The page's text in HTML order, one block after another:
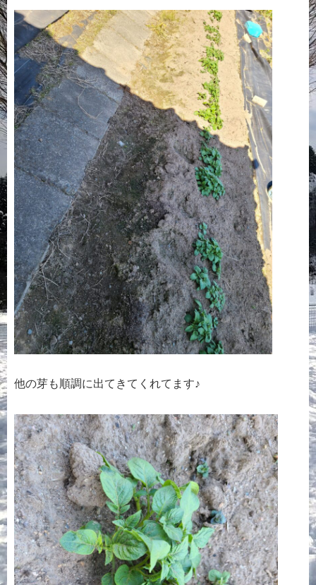
他の芽も順調に出てきてくれてます♪